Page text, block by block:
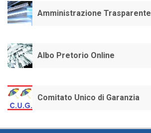
Amministrazione Trasparente
Albo Pretorio Online
Comitato Unico di Garanzia